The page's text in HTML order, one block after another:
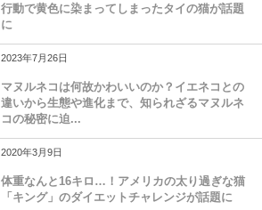
行動で黄色に染まってしまったタイの猫が話題
に
2023年7月26日
マヌルネコは何故かわいいのか？イエネコとの
違いから生態や進化まで、知られざるマヌルネ
コの秘密に迫...
2020年3月9日
体重なんと16キロ…！アメリカの太り過ぎな猫
「キング」のダイエットチャレンジが話題に